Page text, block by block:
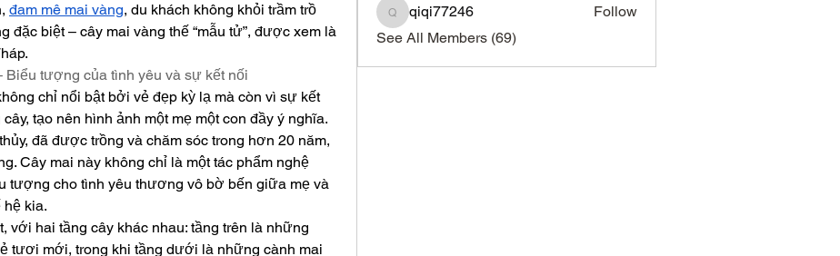
đam mê mai vàng, du khách không khỏi trầm trồ
đặc biệt – cây mai vàng thế “mẫu tử”, được xem là
Biểu tượng của tình yêu và sự kết nối
chỉ nổi bật bởi vẻ đẹp kỳ lạ mà còn vì sự kết
tạo nên hình ảnh một mẹ một con đầy ý nghĩa.
đã được trồng và chăm sóc trong hơn 20 năm,
Cây mai này không chỉ là một tác phẩm nghệ
tượng cho tình yêu thương vô bờ bến giữa mẹ và
kia.
với hai tầng cây khác nhau: tầng trên là những
tươi mới, trong khi tầng dưới là những cành mai
qiqi77246
qiqi77246
Follow
See All Members (69)